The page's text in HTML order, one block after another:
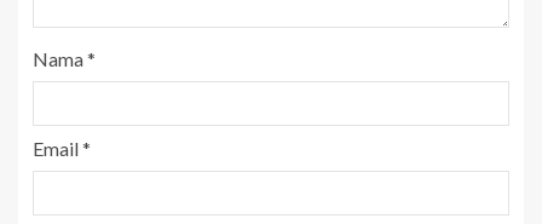
Nama*
Email*